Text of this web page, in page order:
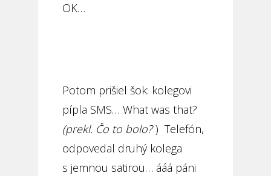
OK…
Potom prišiel šok: kolegovi
pípla SMS… What was that?
(prekl. Čo to bolo?) Telefón,
odpovedal druhý kolega
s jemnou satirou… ááá páni